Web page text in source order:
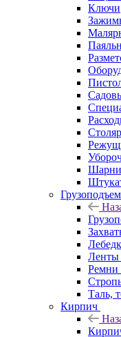
Ключи
Ленты
Ремни
Таль,
Кирпич